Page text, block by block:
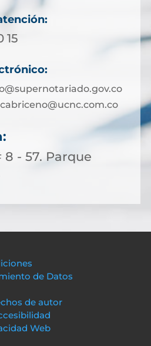
15
8 - 57. Parque
de Datos
de autor
Web